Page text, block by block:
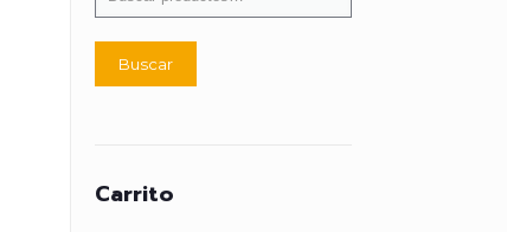
Buscar
Carrito